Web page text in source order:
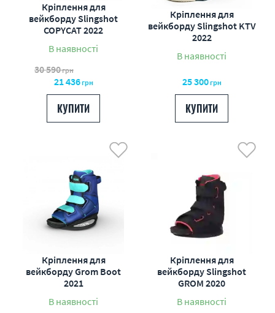
Кріплення для
вейкборду Slingshot
COPYCAT 2022
В наявності
30 590грн
21 436грн
КУПИТИ
Кріплення для
вейкборду Slingshot KTV
2022
В наявності
25 300грн
КУПИТИ
Кріплення для
вейкборду Grom Boot
2021
В наявності
Кріплення для
вейкборду Slingshot
GROM 2020
В наявності